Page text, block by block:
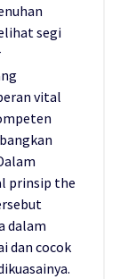
segi
vital
prinsip the
dalam
dan cocok